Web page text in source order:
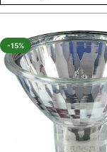
de Iluminat»
-15%